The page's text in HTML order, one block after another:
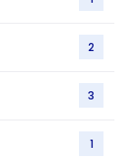
2
3
1